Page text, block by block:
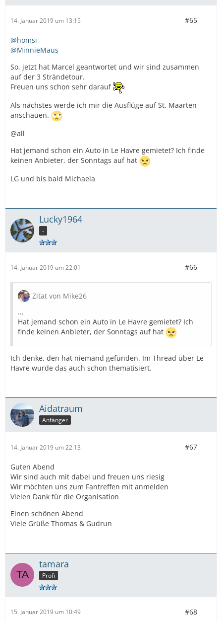
14. Januar 2019 um 13:15 #65
@homsi
@MinnieMaus
So, jetzt hat Marcel geantwortet und wir sind zusammen
auf der 3 Strändetour.
Freuen uns schon sehr darauf
Als nächstes werde ich mir die Ausflüge auf St. Maarten
anschauen.
@all
Hat jemand schon ein Auto in Le Havre gemietet? Ich finde
keinen Anbieter, der Sonntags auf hat
LG und bis bald Michaela
Lucky1964
-
14. Januar 2019 um 22:01 #66
Zitat von Mike26
...
Hat jemand schon ein Auto in Le Havre gemietet? Ich
finde keinen Anbieter, der Sonntags auf hat
Ich denke, den hat niemand gefunden. Im Thread über Le
Havre wurde das auch schon thematisiert.
Aidatraum
Anfänger
14. Januar 2019 um 22:13 #67
Guten Abend
Wir sind auch mit dabei und freuen uns riesig
Wir möchten uns zum Fantreffen mit anmelden
Vielen Dank für die Organisation
Einen schönen Abend
Viele Grüße Thomas & Gudrun
tamara
Profi
15. Januar 2019 um 10:49 #68